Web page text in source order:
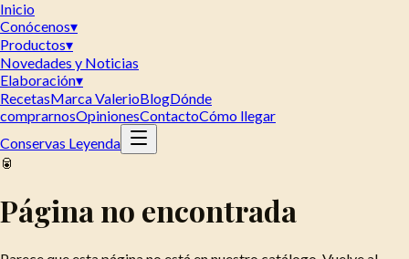
Inicio
Conócenos▾
Productos▾
Novedades y Noticias
Elaboración▾
RecetasMarca ValerioBlogDónde
comprarnosOpinionesContactoCómo llegar
Conservas Leyenda
🥫
Página no encontrada